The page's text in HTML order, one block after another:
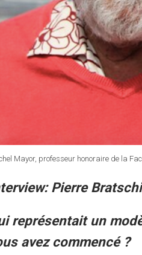
Mayor, professeur honoraire de la
Pierre Bratschi
représentait un
avez commencé ?